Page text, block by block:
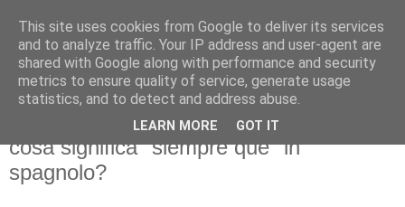
martedì 1 gennaio 2013
cosa significa "siempre que" in
spagnolo?
This site uses cookies from Google to deliver its services
and to analyze traffic. Your IP address and user-agent are
shared with Google along with performance and security
metrics to ensure quality of service, generate usage
statistics, and to detect and address abuse.
LEARN MORE GOT IT